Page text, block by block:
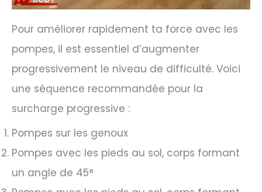
Pour améliorer rapidement ta force avec les
pompes, il est essentiel d’augmenter
progressivement le niveau de difficulté. Voici
une séquence recommandée pour la
surcharge progressive :
Pompes sur les genoux
Pompes avec les pieds au sol, corps formant
un angle de 45°